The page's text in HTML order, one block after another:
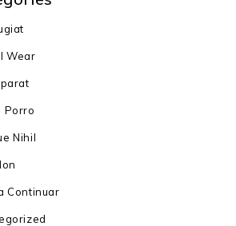
Wear
Porro
Nihil
Continuar